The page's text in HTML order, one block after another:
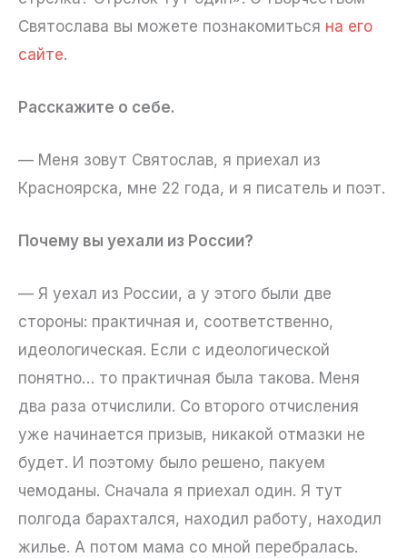
Святослава вы можете познакомиться на его
сайте.
Расскажите о себе.
— Меня зовут Святослав, я приехал из
Красноярска, мне 22 года, и я писатель и поэт.
Почему вы уехали из России?
— Я уехал из России, а у этого были две
стороны: практичная и, соответственно,
идеологическая. Если с идеологической
понятно… то практичная была такова. Меня
два раза отчислили. Со второго отчисления
уже начинается призыв, никакой отмазки не
будет. И поэтому было решено, пакуем
чемоданы. Сначала я приехал один. Я тут
полгода барахтался, находил работу, находил
жилье. А потом мама со мной перебралась.